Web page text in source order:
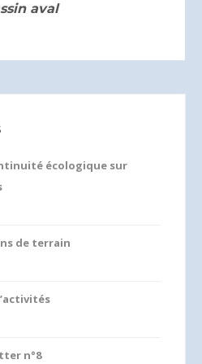
aval
écologique sur
de terrain
n°8